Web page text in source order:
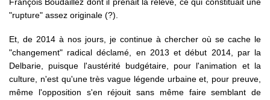
"rupture" assez originale (?).
Et, de 2014 à nos jours, je continue à chercher où se cache le
"changement" radical déclamé, en 2013 et début 2014, par la
Delbarie, puisque l'austérité budgétaire, pour l'animation et la
culture, n'est qu'une très vague légende urbaine et, pour preuve,
même l'opposition s'en réjouit sans même faire semblant de